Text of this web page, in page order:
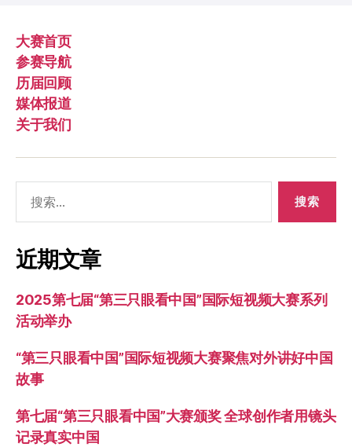
大赛首页
参赛导航
历届回顾
媒体报道
关于我们
索：
近期文章
2025第七届“第三只眼看中国”国际短视频大赛系列
活动举办
“第三只眼看中国”国际短视频大赛聚焦对外讲好中国
故事
第七届“第三只眼看中国”大赛颁奖 全球创作者用镜头
记录真实中国